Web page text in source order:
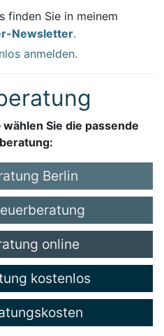
finden Sie in meinem
Newsletter.
anmelden.
Sie die passende
Berlin
online
kostenlos